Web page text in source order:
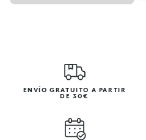
ENVÍO GRATUITO A PARTIR
DE 30€